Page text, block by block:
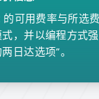
可用费率与所选
，并以编程方式
日达选项”。